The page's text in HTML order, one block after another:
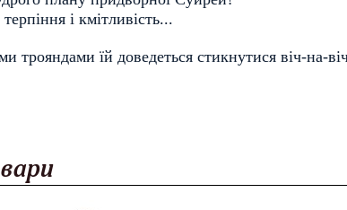
і кмітливість...
їй доведеться стикнутися віч-на-